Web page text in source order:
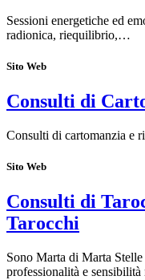
Sessioni energetiche ed
radionica, riequilibrio,…
Sito Web
Consulti di
Consulti di cartomanzia e
Sito Web
Consulti di
Tarocchi
Sono Marta di Marta
professionalità e